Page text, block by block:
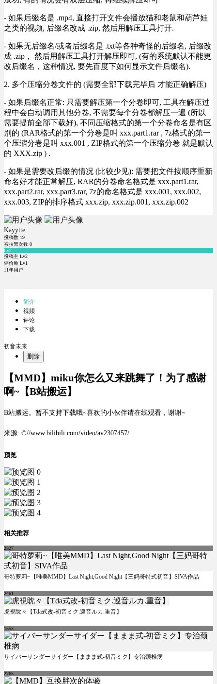
- 如果后缀名是 .mp4, 直接打开文件会播放猫和老鼠和葫芦娃
之类的视频, 后缀名改成 .zip, 然后用解压工具打开.
- 如果无后缀名/或者后缀名是 .txt等各种奇怪的后缀名, 后缀改
成 .zip， 然后用解压工具打开解压即可, (有的系统默认不能更
改后缀名，这种情况, 要先百度下如何显示文件后缀名).
2. 多个压缩分卷文件的 (需要全部下载完毕后 才能正确解压)
- 如果后缀名正常: 只需要解压第一个分卷即可, 工具在解压过
程中会自动调用其他分卷, 不需要每个分卷都解压一遍 (所以
需要提前全部下载好), 不同压缩格式的第一个分卷命名是有区
别的 (RAR格式的第一个分卷是叫 xxx.part1.rar , 7z格式的第一
个压缩分卷是叫 xxx.001 , ZIP格式的第一个压缩分卷 就是默认
的 XXX.zip ) .
- 如果是需要改后缀的情况 (比较少见): 需要把文件按顺序重新
命名好才能正常解压, RAR的分卷命名格式是 xxx.part1.rar,
xxx.part2.rar, xxx.part3.rar, 7z的命名格式是 xxx.001, xxx.002,
xxx.003, ZIP的排序格式 xxx.zip, xxx.zip.001, xxx.zip.002
Kayytte
投稿数 19
被拉黑次数 0
Lv2
投稿主 Lv2
评价师 Lv1
11年用户
简介
视频
评论
下载
初音未来
删除
【MMD】miku你怎么又来跳舞了！为了感谢
啊~【B站搬运】
B站搬运。暂不支持下载哦~喜欢的小伙伴请在线观看，谢谢~
来源: ©//www.bilibili.com/video/av2307457/
预览
相关推荐
2327
哥特萝莉~【唯美MMD】Last Night,Good Night【三妈哥特式初音】SIVA作品
2461
虎視眈々【Tda式改-初音ミク.巡音ルカ.重音】
1553
サイバーサンダーサイダー【ままま式-初音ミク】专治颈椎病
2765